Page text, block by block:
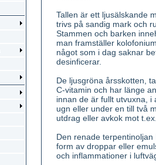
Tallen är ett ljusälskande
trivs på sandig mark och
Stammen och barken
man framställer
något som i dag saknar
desinficerar.
De ljusgröna årsskotten,
C-vitamin och har länge
innan de är fullt utvuxna,
ugn eller under en till två
utdrag eller avkok mot
Den renade
form av droppar eller
och inflammationer i